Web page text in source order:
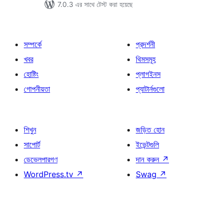
7.0.3 এর সাথে টেস্ট করা হয়েছে
সম্পর্কে
খবর
হোষ্টিং
গোপনীয়তা
প্রদর্শনী
থিমসমূহ
প্লাগইনস
প্যাটার্নগুলো
শিখুন
সাপোর্ট
ডেভেলপারগণ
WordPress.tv ↗
জড়িত হোন
ইভেন্টগুলি
দান করুন ↗
Swag ↗